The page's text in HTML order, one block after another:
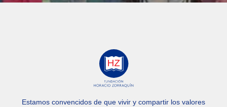
Estamos convencidos de que vivir y compartir los valores